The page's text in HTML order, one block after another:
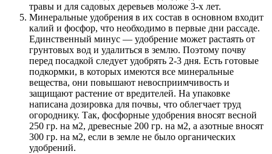
травы и для садовых деревьев моложе 3-х лет.
Минеральные удобрения в их состав в основном входит
калий и фосфор, что необходимо в первые дни рассаде.
Единственный минус — удобрение может растаять от
грунтовых вод и удалиться в землю. Поэтому почву
перед посадкой следует удобрять 2-3 дня. Есть готовые
подкормки, в которых имеются все минеральные
вещества, они повышают невосприимчивость и
защищают растение от вредителей. На упаковке
написана дозировка для почвы, что облегчает труд
огороднику. Так, фосфорные удобрения вносят весной
250 гр. на м2, древесные 200 гр. на м2, а азотные вносят
300 гр. на м2, если в земле не было органических
удобрений.